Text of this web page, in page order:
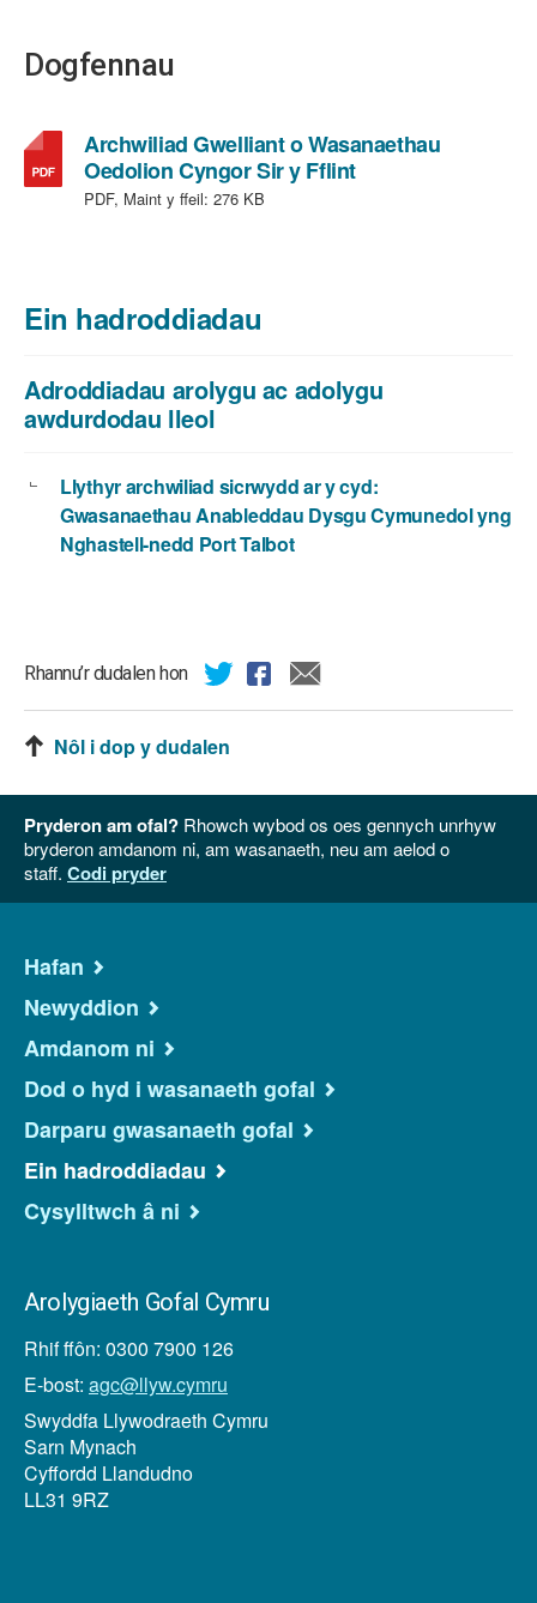
Dogfennau
Archwiliad Gwelliant o Wasanaethau
Oedolion Cyngor Sir y Fflint,
KB
PDF, Maint y ffeil: 276 KB
Ein hadroddiadau
Adroddiadau arolygu ac adolygu
awdurdodau lleol
Llythyr archwiliad sicrwydd ar y cyd:
Gwasanaethau Anableddau Dysgu Cymunedol yng
Nghastell-nedd Port Talbot
Rhannu’r dudalen hon
Nôl i dop y dudalen
Pryderon am ofal? Rhowch wybod os oes gennych unrhyw
bryderon amdanom ni, am wasanaeth, neu am aelod o
staff. Codi pryder
Hafan
Newyddion
Amdanom ni
Dod o hyd i wasanaeth gofal
Darparu gwasanaeth gofal
Ein hadroddiadau
Cysylltwch â ni
Arolygiaeth Gofal Cymru
Rhif ffôn: 0300 7900 126
E-bost: agc@llyw.cymru
Swyddfa Llywodraeth Cymru
Sarn Mynach
Cyffordd Llandudno
LL31 9RZ